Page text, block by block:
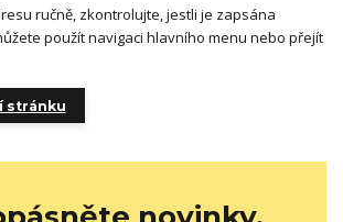
ručně, zkontrolujte, jestli je zapsána
použít navigaci hlavního menu nebo přejít
stránku